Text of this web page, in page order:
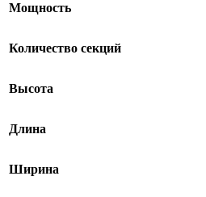
Мощность
Количество секций
Высота
Длина
Ширина